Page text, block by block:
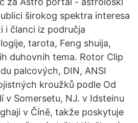
širokog spektra interesa
i članci iz područja
tarota, Feng shuija,
duhovnih tema. Rotor Clip
palcových, DIN, ANSI
kroužků podle Od
v Somersetu, NJ. v Idsteinu
v Číně, takže poskytuje